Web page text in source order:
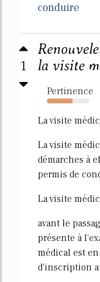
conduire
1
la visite
Pertinence
60%
La visite
La visite
démarches à
permis de
La visite
avant le
présente à
médical est
d'inscription